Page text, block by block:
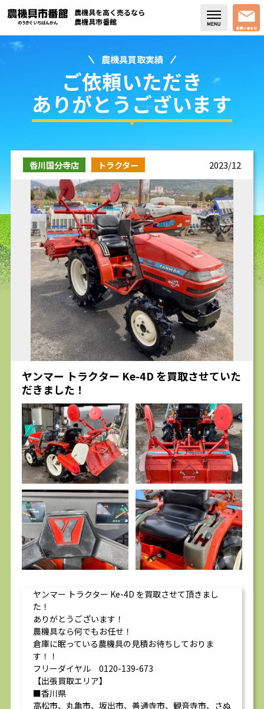
買取実績
コラム・スタッフブログ
取り扱い商品
販売中の農機具
よく頂く質問
お問い合わせ
求人
農機具を高く売るなら
農機具市番館
農機具買取実績
ご依頼いただき
ありがとうございます
香川国分寺店 トラクター 2023/12
ヤンマー トラクター Ke-4D を買取させていた
だきました！
ヤンマー トラクター Ke-4D を買取させて頂きまし
た！
ありがとうございます！
農機具なら何でもお任せ！
倉庫に眠っている農機具の見積お待ちしておりま
す！！
フリーダイヤル 0120-139-673
【出張買取エリア】
■香川県
高松市、丸亀市、坂出市、善通寺市、観音寺市、さぬ